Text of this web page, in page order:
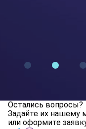
Остались вопросы?
Задайте их нашему
или оформите